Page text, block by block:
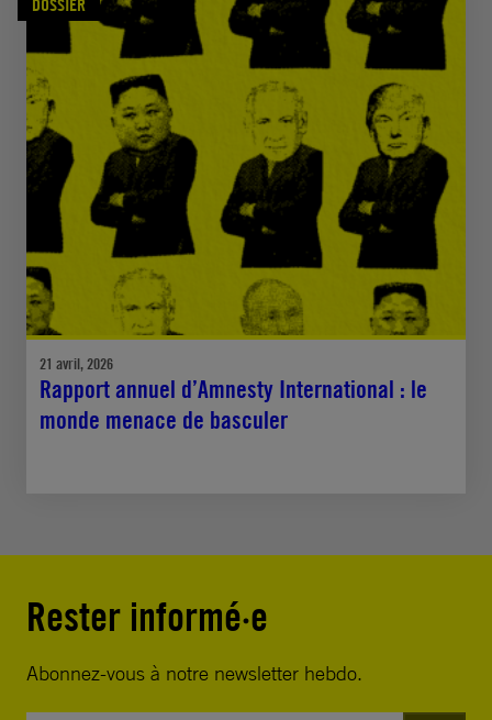
21 avril, 2026
Rapport annuel d’Amnesty International : le
monde menace de basculer
Rester informé·e
Abonnez-vous à notre newsletter hebdo.